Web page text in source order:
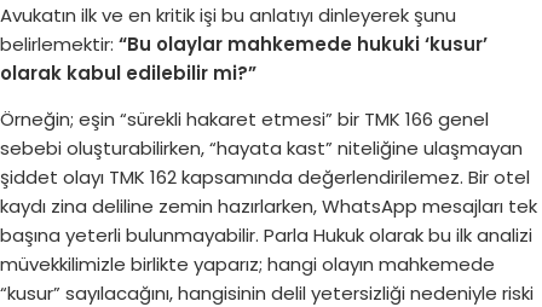
Avukatın ilk ve en kritik işi bu anlatıyı dinleyerek şunu
belirlemektir: “Bu olaylar mahkemede hukuki ‘kusur’
olarak kabul edilebilir mi?”
Örneğin; eşin “sürekli hakaret etmesi” bir TMK 166 genel
sebebi oluşturabilirken, “hayata kast” niteliğine ulaşmayan
şiddet olayı TMK 162 kapsamında değerlendirilemez. Bir otel
kaydı zina deliline zemin hazırlarken, WhatsApp mesajları tek
başına yeterli bulunmayabilir. Parla Hukuk olarak bu ilk analizi
müvekkilimizle birlikte yaparız; hangi olayın mahkemede
“kusur” sayılacağını, hangisinin delil yetersizliği nedeniyle riski